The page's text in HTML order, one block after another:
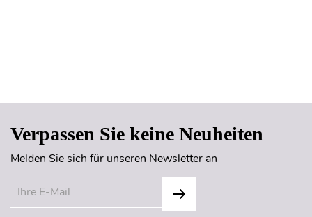
Verpassen Sie keine Neuheiten
Melden Sie sich für unseren Newsletter an